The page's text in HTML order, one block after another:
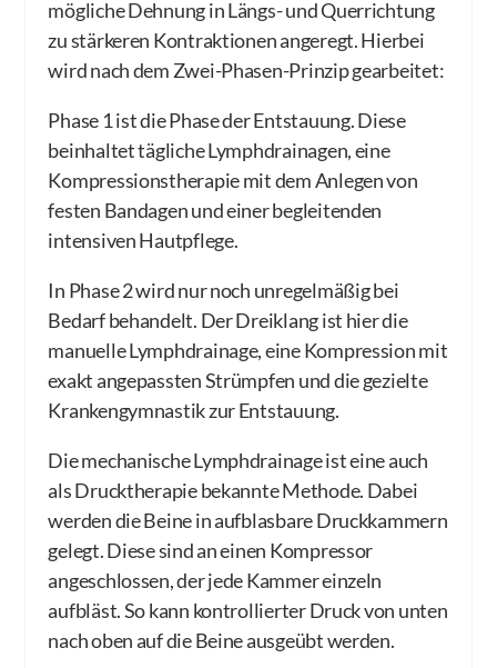
mögliche Dehnung in Längs- und Querrichtung
zu stärkeren Kontraktionen angeregt. Hierbei
wird nach dem Zwei-Phasen-Prinzip gearbeitet:
Phase 1 ist die Phase der Entstauung. Diese
beinhaltet tägliche Lymphdrainagen, eine
Kompressionstherapie mit dem Anlegen von
festen Bandagen und einer begleitenden
intensiven Hautpflege.
In Phase 2 wird nur noch unregelmäßig bei
Bedarf behandelt. Der Dreiklang ist hier die
manuelle Lymphdrainage, eine Kompression mit
exakt angepassten Strümpfen und die gezielte
Krankengymnastik zur Entstauung.
Die mechanische Lymphdrainage ist eine auch
als Drucktherapie bekannte Methode. Dabei
werden die Beine in aufblasbare Druckkammern
gelegt. Diese sind an einen Kompressor
angeschlossen, der jede Kammer einzeln
aufbläst. So kann kontrollierter Druck von unten
nach oben auf die Beine ausgeübt werden.